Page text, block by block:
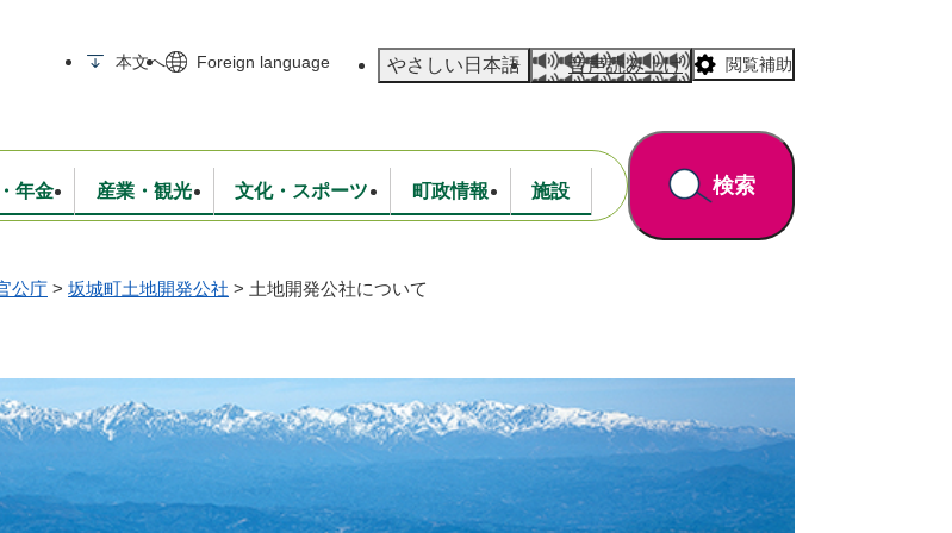
本文へ Foreign language やさしい日本語 音声読み上げ 閲覧補助
消防・救急 生活環境
学校・教育
年金
保険・年金
産業・観光
入札・契約 観光・特産
文化・スポーツ 町政情報
統計情報 広報・広聴
施設 検索
公庁 > 坂城町土地開発公社 > 土地開発公社について